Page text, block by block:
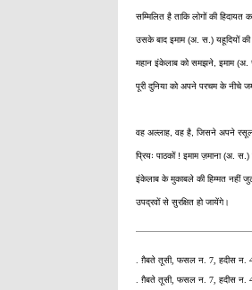
सम्मिलित है ताकि लोगों की हिदायत
उसके बाद इमाम (अ. स.) यहूदियों की
महान इंकेलाब को समझने, इमाम (अ.
पूरी दुनिया को अपने परचम के नीचे
वह अल्लाह, वह है, जिसने अपने रसूल
प्रियः पाठकों ! इमाम ज़माना (अ.
इंकेलाब के मुकाबले की हिम्मत नहीं
उपद्रवों से सुरक्षित हो जायेंगे।
. ग़ैबते तूसी, फसल न. 7, हदीस न.
. ग़ैबते तूसी, फसल न. 7, हदीस न.